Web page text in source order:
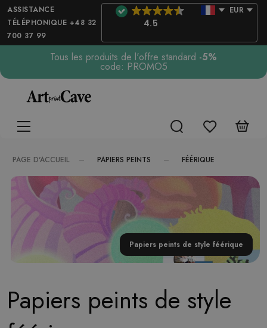
ASSISTANCE
TÉLÉPHONIQUE +48 32
700 37 99
4.5
EUR
Tous les produits de l'offre standard -5%
code: PROMO5
PAGE D'ACCUEIL PAPIERS PEINTS FÉÉRIQUE
Papiers peints de style féérique
Papiers peints de style